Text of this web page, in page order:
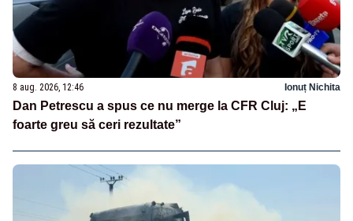
8 aug. 2026, 12:46 Ionuț Nichita
Dan Petrescu a spus ce nu merge la CFR Cluj: „E
foarte greu să ceri rezultate”